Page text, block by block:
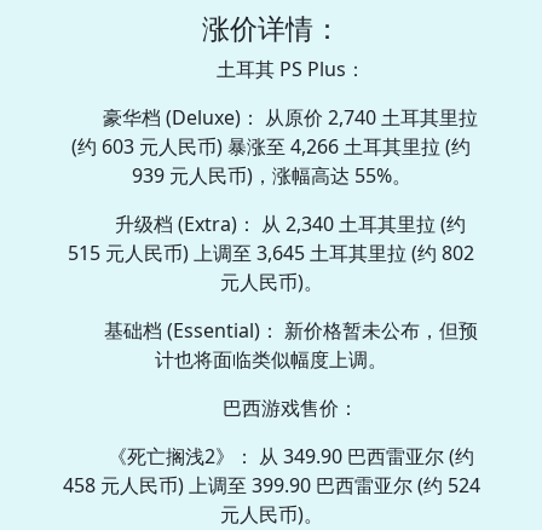
涨价详情：
土耳其 PS Plus：
豪华档 (Deluxe)： 从原价 2,740 土耳其里拉
(约 603 元人民币) 暴涨至 4,266 土耳其里拉 (约
939 元人民币)，涨幅高达 55%。
升级档 (Extra)： 从 2,340 土耳其里拉 (约
515 元人民币) 上调至 3,645 土耳其里拉 (约 802
元人民币)。
基础档 (Essential)： 新价格暂未公布，但预
计也将面临类似幅度上调。
巴西游戏售价：
《死亡搁浅2》： 从 349.90 巴西雷亚尔 (约
458 元人民币) 上调至 399.90 巴西雷亚尔 (约 524
元人民币)。